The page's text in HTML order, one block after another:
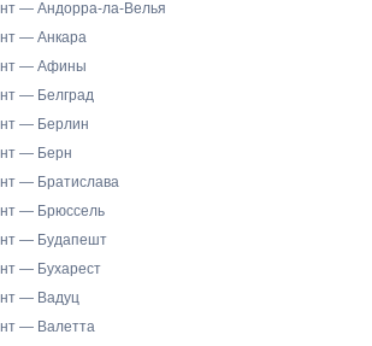
— Андорра-ла-Велья
— Анкара
— Афины
— Белград
— Берлин
— Берн
— Братислава
— Брюссель
— Будапешт
— Бухарест
— Вадуц
— Валетта